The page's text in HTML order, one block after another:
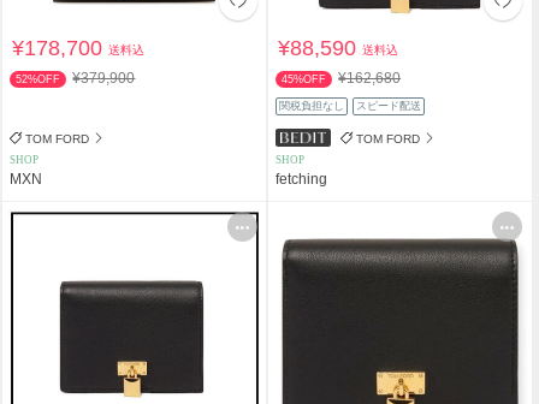
¥178,700送料込
52%OFF ¥379,900
TOM FORD
SHOP
MXN
¥88,590送料込
45%OFF ¥162,680
関税負担なし スピード配送
TOM FORD
SHOP
fetching